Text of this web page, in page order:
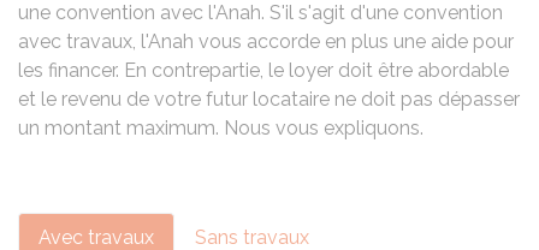
une convention avec l'Anah. S'il s'agit d'une convention
avec travaux, l'Anah vous accorde en plus une aide pour
les financer. En contrepartie, le loyer doit être abordable
et le revenu de votre futur locataire ne doit pas dépasser
un montant maximum. Nous vous expliquons.
Avec travaux Sans travaux